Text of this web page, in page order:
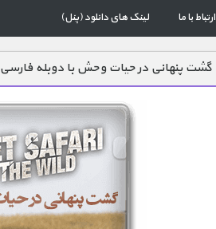
ارتباط با ما لینک های دانلود (پنل)
گشت پنهانی در حیات وحش با دوبله فارسی